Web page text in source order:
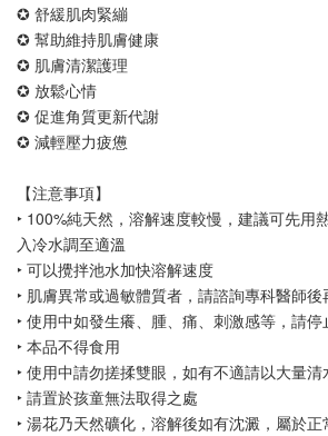
✪ 舒緩肌肉緊繃
✪ 幫助維持肌膚健康
✪ 肌膚清潔護理
✪ 放鬆心情
✪ 促進角質更新代謝
✪ 減輕壓力疲憊
【注意事項】
‣ 100%純天然，溶解速度較慢，建議可先用
入冷水調至適溫
‣ 可以攪拌池水加快溶解速度
‣ 肌膚異常或過敏體質者，請諮詢專科醫師後
‣ 使用中如發生癢、腫、痛、刺激感等，請
‣ 本品不得食用
‣ 使用中請勿搓揉雙眼，如有不適請以大量清
‣ 請置於孩童無法取得之處
‣ 湯花乃天然礦化，溶解後如有沈澱，屬於正